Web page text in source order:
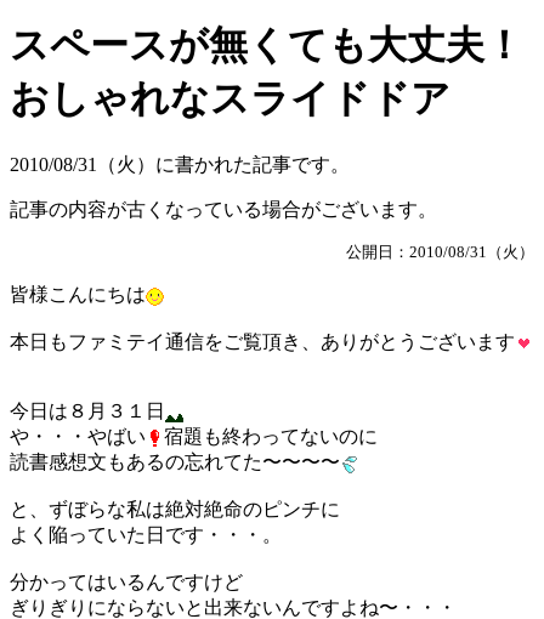
スペースが無くても大丈夫！
おしゃれなスライドドア
2010/08/31（火）に書かれた記事です。
記事の内容が古くなっている場合がございます。
公開日：2010/08/31（火）
皆様こんにちは
本日もファミテイ通信をご覧頂き、ありがとうございます
今日は８月３１日
や・・・やばい
宿題も終わってないのに
読書感想文もあるの忘れてた〜〜〜〜
と、ずぼらな私は絶対絶命のピンチに
よく陥っていた日です・・・。
分かってはいるんですけど
ぎりぎりにならないと出来ないんですよね〜・・・